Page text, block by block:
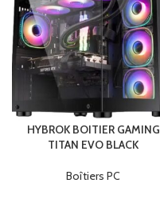
HYBROK BOITIER GAMING
TITAN EVO BLACK
Boîtiers PC